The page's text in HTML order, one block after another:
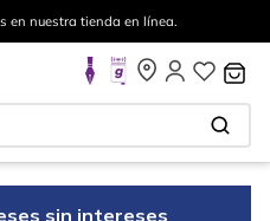
en nuestra tienda en línea.
sin intereses